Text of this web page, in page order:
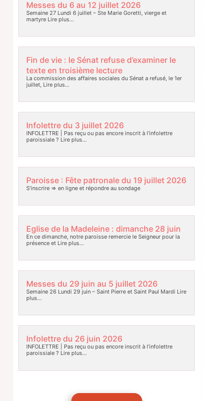
Messes du 6 au 12 juillet 2026
Semaine 27 Lundi 6 juillet – Ste Marie Goretti, vierge et
martyreLire plus…
Fin de vie : le Sénat refuse d’examiner le
texte en troisième lecture
La commission des affaires sociales du Sénat a refusé, le 1er
juillet, Lire plus…
Infolettre du 3 juillet 2026
INFOLETTRE | Pas reçu ou pas encore inscrit à l’infolettre
paroissiale ? Lire plus…
Paroisse : Fête patronale du 19 juillet 2026
S’inscrire => en ligne et répondre au sondage
Eglise de la Madeleine : dimanche 28 juin
En ce dimanche, notre paroisse remercie le Seigneur pour la
présence etLire plus…
Messes du 29 juin au 5 juillet 2026
Semaine 26 Lundi 29 juin – Saint Pierre et Saint Paul Mardi Lire
plus…
Infolettre du 26 juin 2026
INFOLETTRE | Pas reçu ou pas encore inscrit à l’infolettre
paroissiale ? Lire plus…